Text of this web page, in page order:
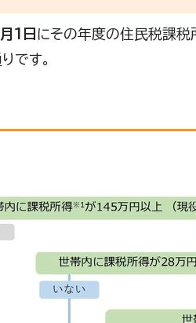
1日 にその年度の住民税課税
です。